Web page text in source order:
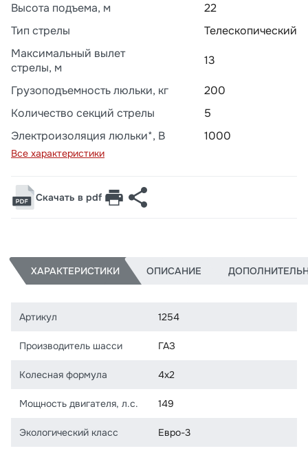
Высота подъема, м
22
Тип стрелы
Телескопический
Максимальный вылет
стрелы, м
13
Грузоподъемность люльки, кг
200
Количество секций стрелы
5
Электроизоляция люльки*, В
1000
Все характеристики
Скачать в pdf
ХАРАКТЕРИСТИКИ ОПИСАНИЕ
Артикул 1254
Производитель шасси ГАЗ
Колесная формула 4х2
Мощность двигателя, л.с. 149
Экологический класс Евро-3